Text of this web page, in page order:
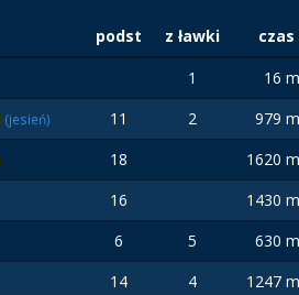
podst z ławki
czas
1
16
(jesień) 11 2
979
18
1620
16
1430
6 5
630
14 4
1247